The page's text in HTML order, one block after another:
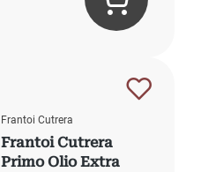
Frantoi Cutrera
Frantoi Cutrera
Primo Olio Extra